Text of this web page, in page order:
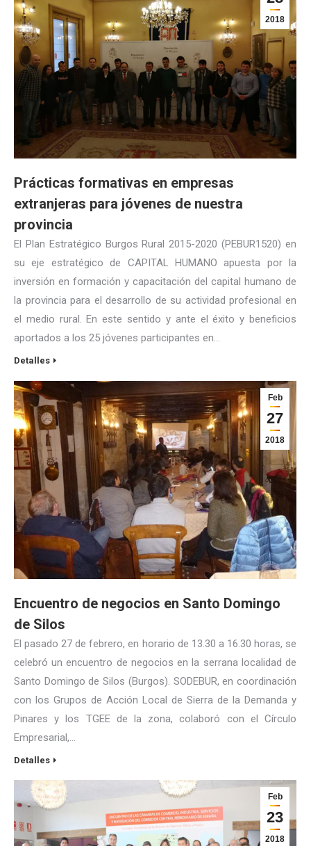
2018
Prácticas formativas en empresas
extranjeras para jóvenes de nuestra
provincia
El Plan Estratégico Burgos Rural 2015-2020 (PEBUR1520) en
su eje estratégico de CAPITAL HUMANO apuesta por la
inversión en formación y capacitación del capital humano de
la provincia para el desarrollo de su actividad profesional en
el medio rural. En este sentido y ante el éxito y beneficios
aportados a los 25 jóvenes participantes en…
Detalles
Feb
27
2018
Encuentro de negocios en Santo Domingo
de Silos
El pasado 27 de febrero, en horario de 13.30 a 16.30 horas, se
celebró un encuentro de negocios en la serrana localidad de
Santo Domingo de Silos (Burgos). SODEBUR, en coordinación
con los Grupos de Acción Local de Sierra de la Demanda y
Pinares y los TGEE de la zona, colaboró con el Círculo
Empresarial,…
Detalles
Feb
23
2018